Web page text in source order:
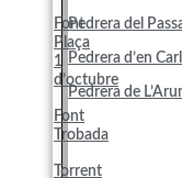
Font
Plaça
1
d’octubre
Font
Trobada
Torrent
Pedrera del
Pedrera d’en
Pedrera de